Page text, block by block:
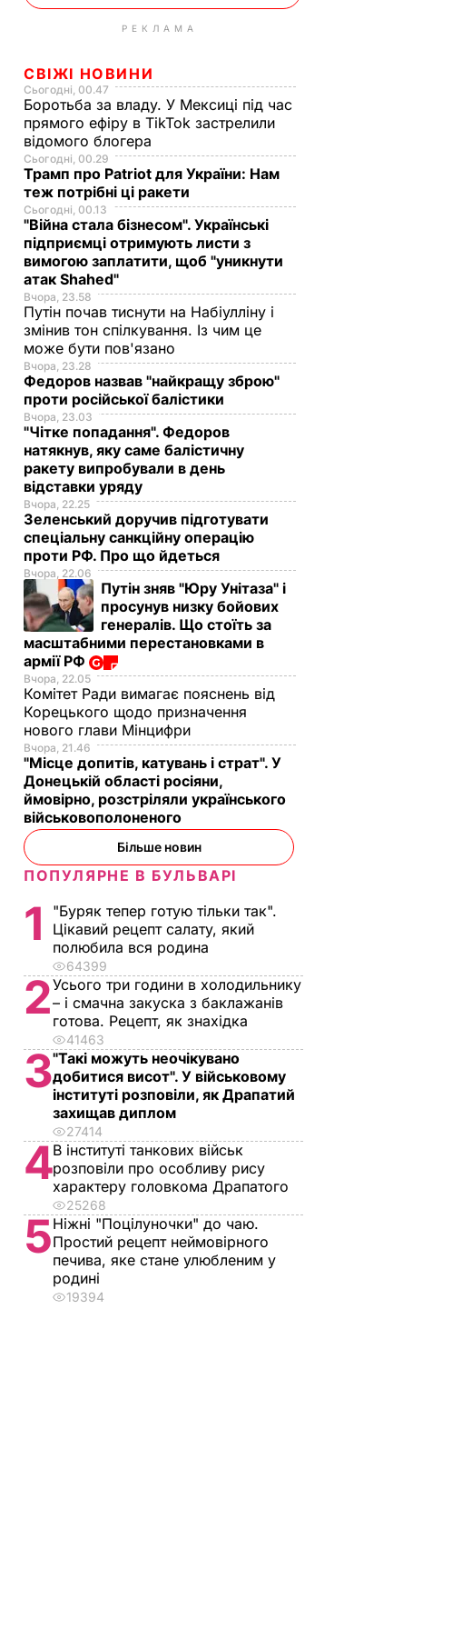
РЕКЛАМА
СВІЖІ НОВИНИ
Сьогодні, 00.47
Боротьба за владу. У Мексиці під час
прямого ефіру в TikTok застрелили
відомого блогера
Сьогодні, 00.29
Трамп про Patriot для України: Нам
теж потрібні ці ракети
Сьогодні, 00.13
"Війна стала бізнесом". Українські
підприємці отримують листи з
вимогою заплатити, щоб "уникнути
атак Shahed"
Вчора, 23.58
Путін почав тиснути на Набіулліну і
змінив тон спілкування. Із чим це
може бути пов'язано
Вчора, 23.28
Федоров назвав "найкращу зброю"
проти російської балістики
Вчора, 23.03
"Чітке попадання". Федоров
натякнув, яку саме балістичну
ракету випробували в день
відставки уряду
Вчора, 22.25
Зеленський доручив підготувати
спеціальну санкційну операцію
проти РФ. Про що йдеться
Вчора, 22.06
Путін зняв "Юру Унітаза" і
просунув низку бойових
генералів. Що стоїть за
масштабними перестановками в
армії РФ
Вчора, 22.05
Комітет Ради вимагає пояснень від
Корецького щодо призначення
нового глави Мінцифри
Вчора, 21.46
"Місце допитів, катувань і страт". У
Донецькій області росіяни,
ймовірно, розстріляли українського
військовополоненого
Більше новин
ПОПУЛЯРНЕ В БУЛЬВАРІ
1
"Буряк тепер готую тільки так".
Цікавий рецепт салату, який
полюбила вся родина
64399
2Усього три години в холодильнику
– і смачна закуска з баклажанів
готова. Рецепт, як знахідка
41463
3"Такі можуть неочікувано
добитися висот". У військовому
інституті розповіли, як Драпатий
захищав диплом
27414
4В інституті танкових військ
розповіли про особливу рису
характеру головкома Драпатого
25268
5Ніжні "Поцілуночки" до чаю.
Простий рецепт неймовірного
печива, яке стане улюбленим у
родині
19394